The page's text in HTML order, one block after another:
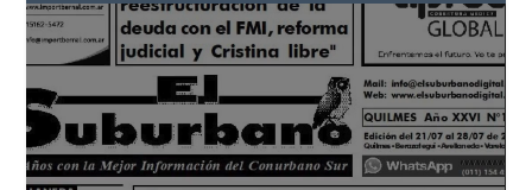
Reproductor
de
vídeo